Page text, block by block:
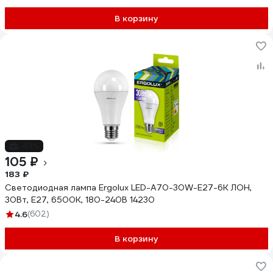
В корзину
105 ₽
183 ₽
Светодиодная лампа Ergolux LED-A70-30W-E27-6K ЛОН,
30Вт, E27, 6500K, 180-240В 14230
4.6(602)
В корзину